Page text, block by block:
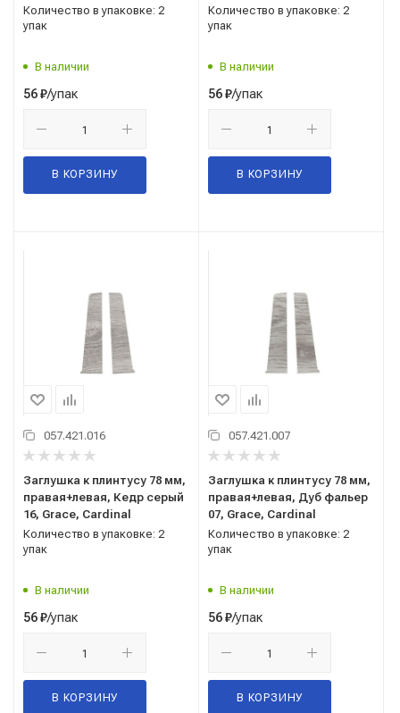
Cardinal
Количество в упаковке: 2
упак
В наличии
56₽/упак
В КОРЗИНУ
Cardinal
Количество в упаковке: 2
упак
В наличии
56₽/упак
В КОРЗИНУ
057.421.016
Заглушка к плинтусу 78 мм,
правая+левая, Кедр серый
16, Grace, Cardinal
Количество в упаковке: 2
упак
В наличии
56₽/упак
В КОРЗИНУ
057.421.007
Заглушка к плинтусу 78 мм,
правая+левая, Дуб фальер
07, Grace, Cardinal
Количество в упаковке: 2
упак
В наличии
56₽/упак
В КОРЗИНУ